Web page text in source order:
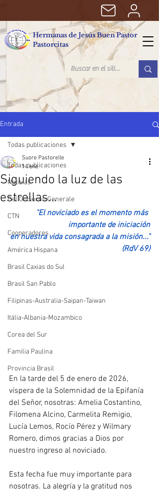
Hermanas de Jesús Buen Pastor
Pastorcitas
Entrada
Todas publicaciones
Noticias
Del Gobierno Generale
CTN
Cooperadores
América Hispana
Brasil Caxias do Sul
Brasil San Pablo
Filipinas-Australia-Saipan-Taiwan
Itália-Albania-Mozambico
Corea del Sur
Familia Paulina
Provincia Brasil
Todas publicaciones
Siguiendo la luz de las
estrellas...
Suore Pastorelle
14 ene
"El noviciado es el momento más
importante de iniciación
en nuestra vida consagrada a la misión..."
(RdV 69)
En la tarde del 5 de enero de 2026,
víspera de la Solemnidad de la Epifanía
del Señor, nosotras: Amelia Costantino,
Filomena Alcino, Carmelita Remigio,
Lucía Lemos, Rocío Pérez y Wilmary
Romero, dimos gracias a Dios por
nuestro ingreso al noviciado.
Esta fecha fue muy importante para
nosotras. La alegría y la gratitud nos